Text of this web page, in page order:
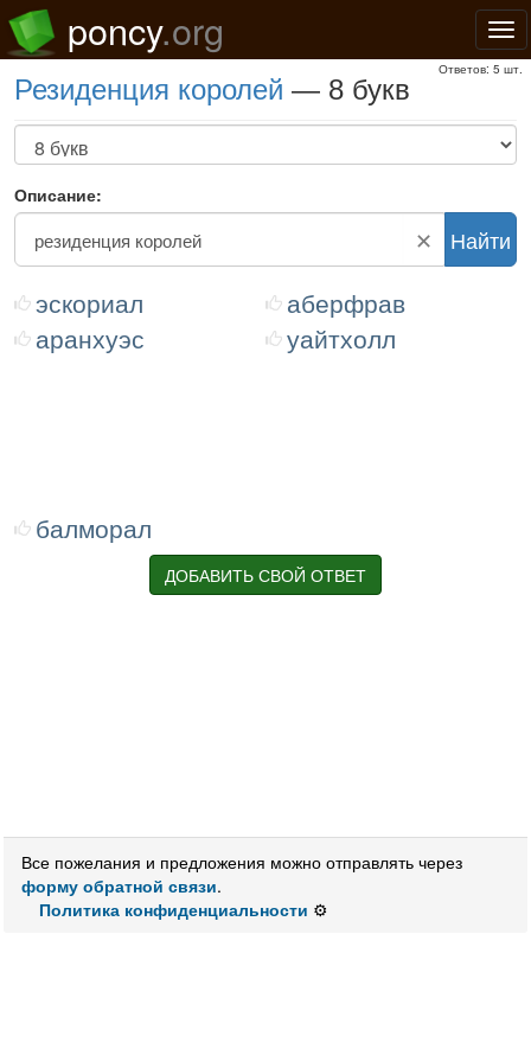
poncy.org
резиденция королей — 8 букв
Ответов: 5 шт.
эскориал
аберфрав
аранхуэс
уайтхолл
балморал
Описание:
✕ Найти
ДОБАВИТЬ СВОЙ ОТВЕТ
Все пожелания и предложения можно отправлять через
форму обратной связи.
Политика конфиденциальности ⚙️